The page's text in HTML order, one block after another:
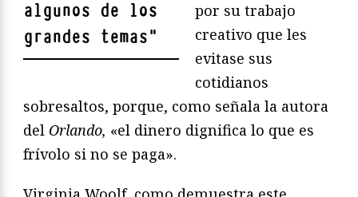
algunos de los
grandes temas"
por su trabajo
creativo que les
evitase sus
cotidianos
sobresaltos, porque, como señala la autora
del Orlando, «el dinero dignifica lo que es
frívolo si no se paga».